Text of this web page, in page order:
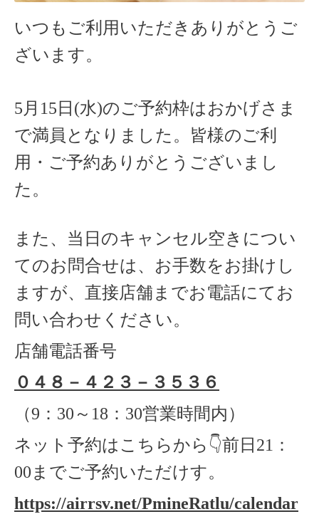
いつもご利用いただきありがとうご
ざいます。
5月15日(水)のご予約枠はおかげさま
で満員となりました。皆様のご利
用・ご予約ありがとうございまし
た。
また、当日のキャンセル空きについ
てのお問合せは、お手数をお掛けし
ますが、直接店舗までお電話にてお
問い合わせください。
店舗電話番号
０４８－４２３－３５３６
（9 ： 30 ～ 18 ： 30営業時間内）
ネット予約はこちらから 👇前日 21 ：
00 までご予約いただけす。
https://airrsv.net/PmineRatlu/calendar